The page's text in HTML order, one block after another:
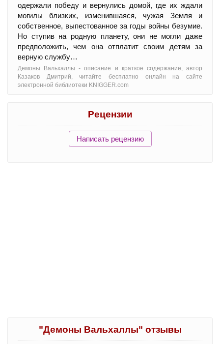
одержали победу и вернулись домой, где их ждали
могилы близких, изменившаяся, чужая Земля и
собственное, выпестованное за годы войны безумие.
Но ступив на родную планету, они не могли даже
предположить, чем она отплатит своим детям за
верную службу…
Демоны Вальхаллы - oписание и краткое содержание, автор
Казаков Дмитрий, читайте бесплатно онлайн на сайте
электронной библиотеки KNIGGER.com
Рецензии
Написать рецензию
"Демоны Вальхаллы" отзывы